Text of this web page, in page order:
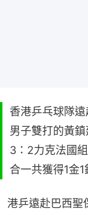
香港乒乓球隊
男子雙打的黃
3：2力克法國
合一共獲得1金1
港乒遠赴巴西聖